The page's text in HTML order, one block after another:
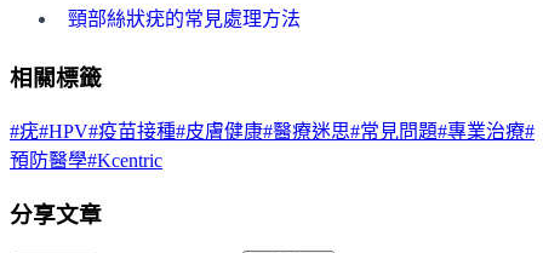
頸部絲狀疣的常見處理方法
相關標籤
#疣#HPV#疫苗接種#皮膚健康#醫療迷思#常見問題#專業治療#
預防醫學#Kcentric
分享文章